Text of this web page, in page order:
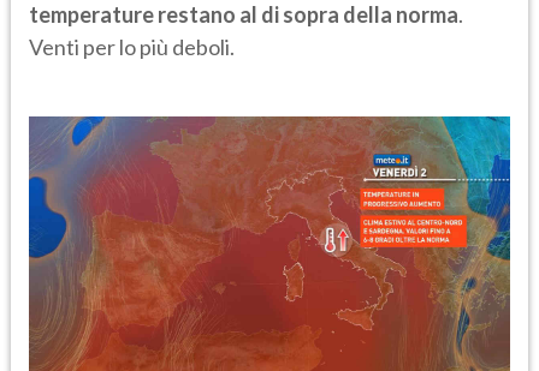
temperature restano al di sopra della norma.
Venti per lo più deboli.